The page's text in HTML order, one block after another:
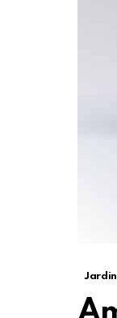
Jardin